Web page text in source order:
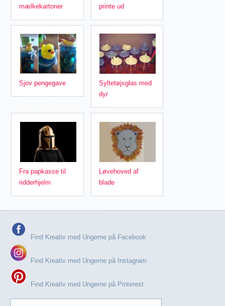
mælkekartoner
printe ud
Sjov pengegave
Syltetøjsglas med
dyr
Fra papkasse til
ridderhjelm
Løvehoved af
blade
Find Kreativ med Ungerne på Facebook
Find Kreativ med Ungerne på Instagram
Find Kreativ med Ungerne på Pinterest